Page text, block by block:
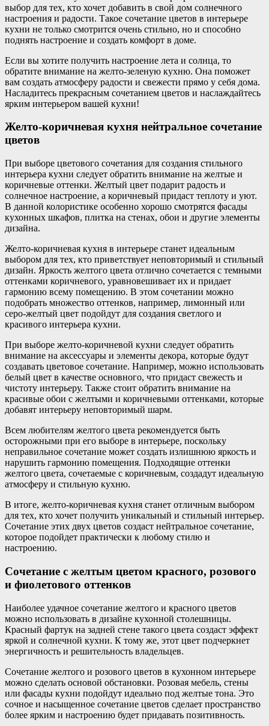
выбор для тех, кто хочет добавить в свой дом солнечного
настроения и радости. Такое сочетание цветов в интерьере
кухни не только смотрится очень стильно, но и способно
поднять настроение и создать комфорт в доме.
Если вы хотите получить настроение лета и солнца, то
обратите внимание на желто-зеленую кухню. Она поможет
вам создать атмосферу радости и свежести прямо у себя дома.
Насладитесь прекрасным сочетанием цветов и наслаждайтесь
ярким интерьером вашей кухни!
Желто-коричневая кухня нейтральное сочетание
цветов
При выборе цветового сочетания для создания стильного
интерьера кухни следует обратить внимание на желтые и
коричневые оттенки. Желтый цвет подарит радость и
солнечное настроение, а коричневый придаст теплоту и уют.
В данной колористике особенно хорошо смотрятся фасады
кухонных шкафов, плитка на стенах, обои и другие элементы
дизайна.
Желто-коричневая кухня в интерьере станет идеальным
выбором для тех, кто приветствует неповторимый и стильный
дизайн. Яркость желтого цвета отлично сочетается с темными
оттенками коричневого, уравновешивает их и придает
гармонию всему помещению. В этом сочетании можно
подобрать множество оттенков, например, лимонный или
серо-желтый цвет подойдут для создания светлого и
красивого интерьера кухни.
При выборе желто-коричневой кухни следует обратить
внимание на аксессуары и элементы декора, которые будут
создавать цветовое сочетание. Например, можно использовать
белый цвет в качестве основного, что придаст свежесть и
чистоту интерьеру. Также стоит обратить внимание на
красивые обои с желтыми и коричневыми оттенками, которые
добавят интерьеру неповторимый шарм.
Всем любителям желтого цвета рекомендуется быть
осторожными при его выборе в интерьере, поскольку
неправильное сочетание может создать излишнюю яркость и
нарушить гармонию помещения. Подходящие оттенки
желтого цвета, сочетаемые с коричневым, создадут идеальную
атмосферу и стильную кухню.
В итоге, желто-коричневая кухня станет отличным выбором
для тех, кто хочет получить уникальный и стильный интерьер.
Сочетание этих двух цветов создаст нейтральное сочетание,
которое подойдет практически к любому стилю и
настроению.
Сочетание с желтым цветом красного, розового
и фиолетового оттенков
Наиболее удачное сочетание желтого и красного цветов
можно использовать в дизайне кухонной столешницы.
Красный фартук на задней стене такого цвета создаст эффект
яркой и солнечной кухни. К тому же, этот цвет подчеркнет
энергичность и решительность владельцев.
Сочетание желтого и розового цветов в кухонном интерьере
можно сделать основой обстановки. Розовая мебель, стены
или фасады кухни подойдут идеально под желтые тона. Это
сочное и насыщенное сочетание цветов сделает пространство
более ярким и настроению будет придавать позитивность.